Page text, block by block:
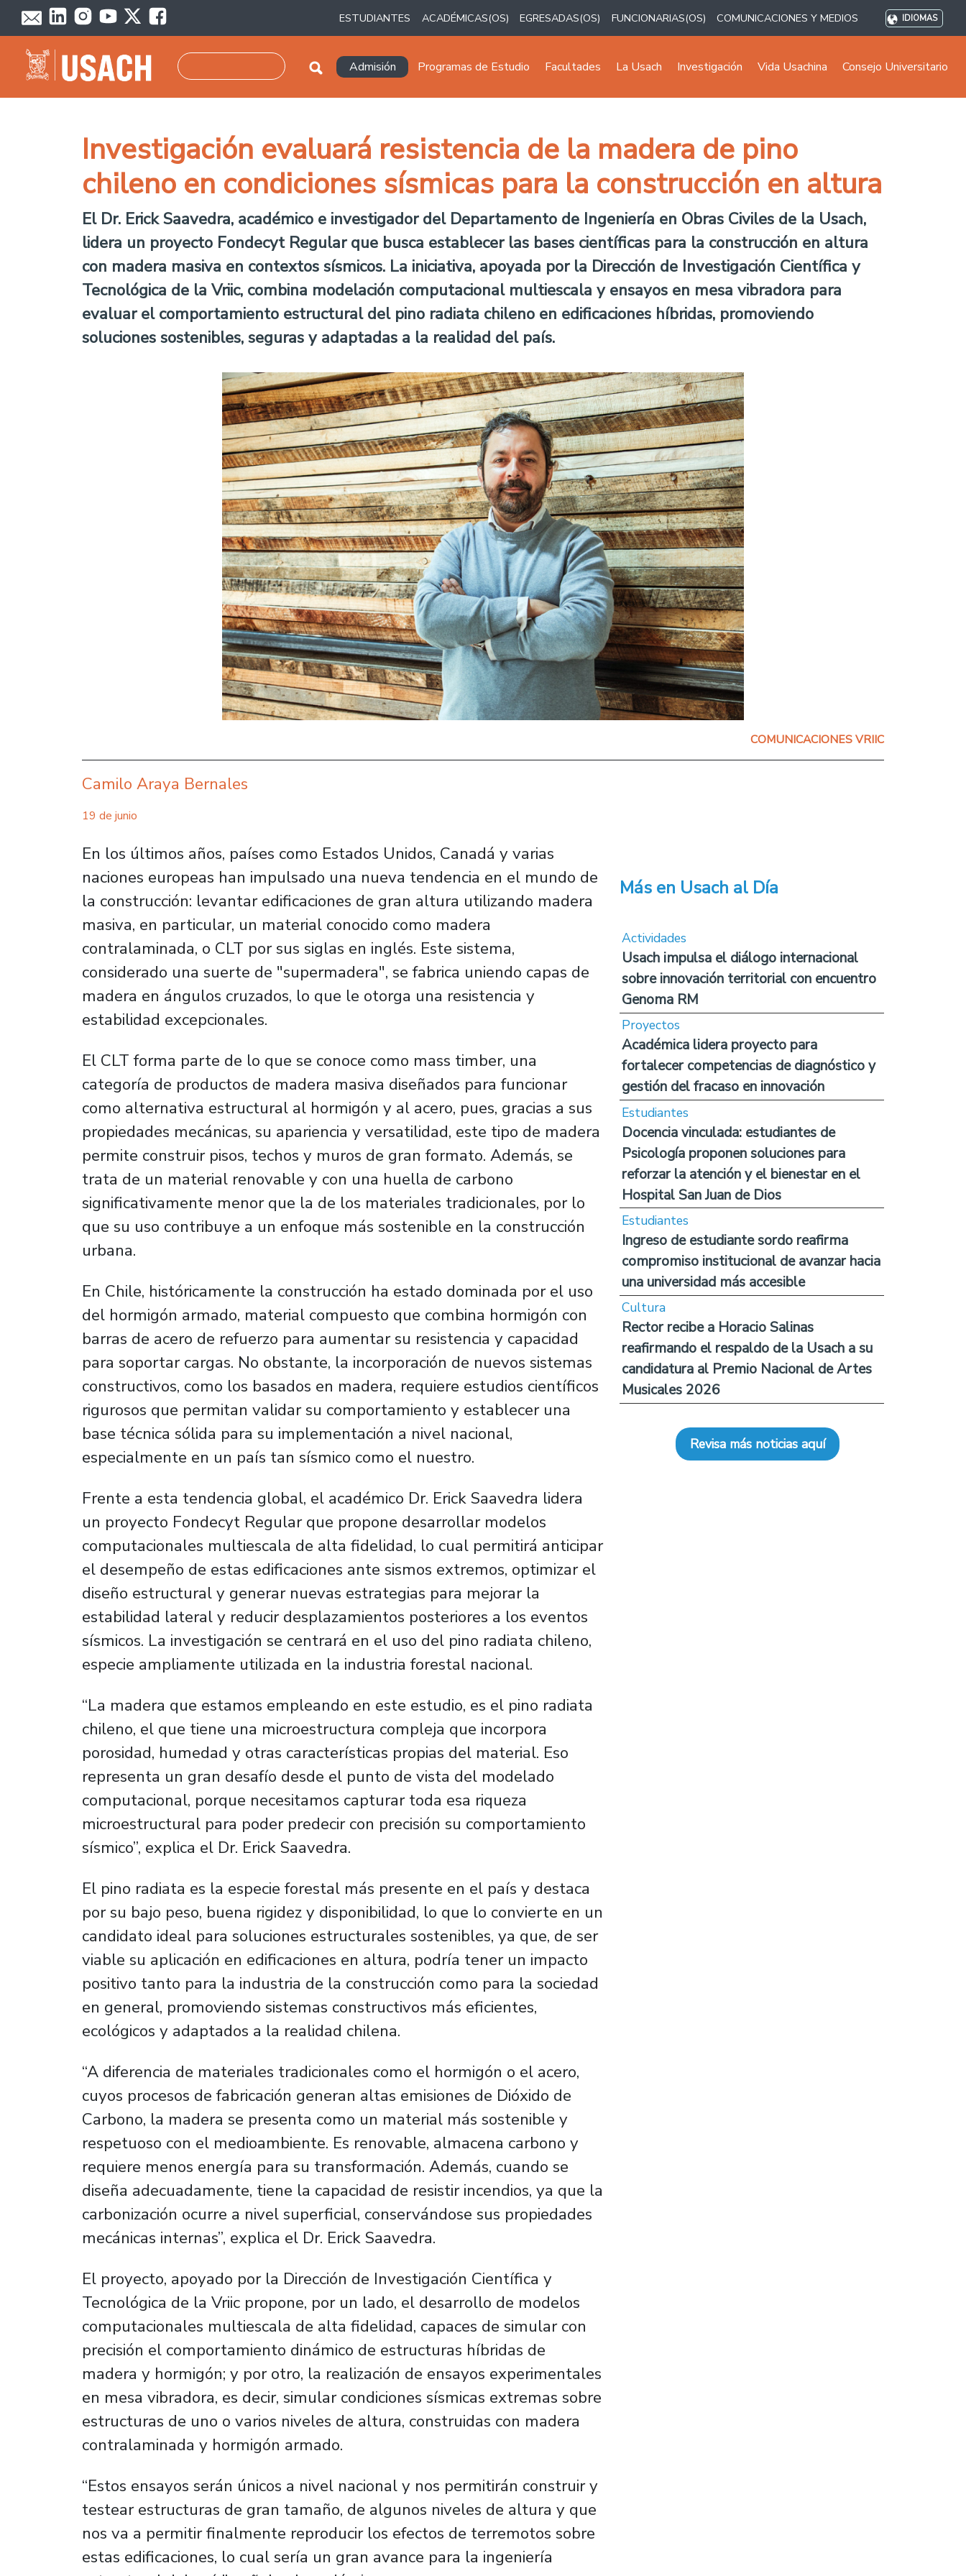
Pasar al contenido principal
ESTUDIANTES ACADÉMICAS(OS) EGRESADAS(OS) FUNCIONARIAS(OS) COMUNICACIONES Y MEDIOS IDIOMAS
Navegación principal
Admisión Programas de Estudio Facultades La Usach Investigación Vida Usachina Consejo Universitario
Investigación evaluará resistencia de la madera de pino
chileno en condiciones sísmicas para la construcción en altura
El Dr. Erick Saavedra, académico e investigador del Departamento de Ingeniería en Obras Civiles de la Usach,
lidera un proyecto Fondecyt Regular que busca establecer las bases científicas para la construcción en altura
con madera masiva en contextos sísmicos. La iniciativa, apoyada por la Dirección de Investigación Científica y
Tecnológica de la Vriic, combina modelación computacional multiescala y ensayos en mesa vibradora para
evaluar el comportamiento estructural del pino radiata chileno en edificaciones híbridas, promoviendo
soluciones sostenibles, seguras y adaptadas a la realidad del país.
COMUNICACIONES VRIIC
Camilo Araya Bernales
19 de junio
En los últimos años, países como Estados Unidos, Canadá y varias
naciones europeas han impulsado una nueva tendencia en el mundo de
la construcción: levantar edificaciones de gran altura utilizando madera
masiva, en particular, un material conocido como madera
contralaminada, o CLT por sus siglas en inglés. Este sistema,
considerado una suerte de "supermadera", se fabrica uniendo capas de
madera en ángulos cruzados, lo que le otorga una resistencia y
estabilidad excepcionales.
El CLT forma parte de lo que se conoce como mass timber, una
categoría de productos de madera masiva diseñados para funcionar
como alternativa estructural al hormigón y al acero, pues, gracias a sus
propiedades mecánicas, su apariencia y versatilidad, este tipo de madera
permite construir pisos, techos y muros de gran formato. Además, se
trata de un material renovable y con una huella de carbono
significativamente menor que la de los materiales tradicionales, por lo
que su uso contribuye a un enfoque más sostenible en la construcción
urbana.
En Chile, históricamente la construcción ha estado dominada por el uso
del hormigón armado, material compuesto que combina hormigón con
barras de acero de refuerzo para aumentar su resistencia y capacidad
para soportar cargas. No obstante, la incorporación de nuevos sistemas
constructivos, como los basados en madera, requiere estudios científicos
rigurosos que permitan validar su comportamiento y establecer una
base técnica sólida para su implementación a nivel nacional,
especialmente en un país tan sísmico como el nuestro.
Frente a esta tendencia global, el académico Dr. Erick Saavedra lidera
un proyecto Fondecyt Regular que propone desarrollar modelos
computacionales multiescala de alta fidelidad, lo cual permitirá anticipar
el desempeño de estas edificaciones ante sismos extremos, optimizar el
diseño estructural y generar nuevas estrategias para mejorar la
estabilidad lateral y reducir desplazamientos posteriores a los eventos
sísmicos. La investigación se centrará en el uso del pino radiata chileno,
especie ampliamente utilizada en la industria forestal nacional.
“La madera que estamos empleando en este estudio, es el pino radiata
chileno, el que tiene una microestructura compleja que incorpora
porosidad, humedad y otras características propias del material. Eso
representa un gran desafío desde el punto de vista del modelado
computacional, porque necesitamos capturar toda esa riqueza
microestructural para poder predecir con precisión su comportamiento
sísmico”, explica el Dr. Erick Saavedra.
El pino radiata es la especie forestal más presente en el país y destaca
por su bajo peso, buena rigidez y disponibilidad, lo que lo convierte en un
candidato ideal para soluciones estructurales sostenibles, ya que, de ser
viable su aplicación en edificaciones en altura, podría tener un impacto
positivo tanto para la industria de la construcción como para la sociedad
en general, promoviendo sistemas constructivos más eficientes,
ecológicos y adaptados a la realidad chilena.
“A diferencia de materiales tradicionales como el hormigón o el acero,
cuyos procesos de fabricación generan altas emisiones de Dióxido de
Carbono, la madera se presenta como un material más sostenible y
respetuoso con el medioambiente. Es renovable, almacena carbono y
requiere menos energía para su transformación. Además, cuando se
diseña adecuadamente, tiene la capacidad de resistir incendios, ya que la
carbonización ocurre a nivel superficial, conservándose sus propiedades
mecánicas internas”, explica el Dr. Erick Saavedra.
El proyecto, apoyado por la Dirección de Investigación Científica y
Tecnológica de la Vriic propone, por un lado, el desarrollo de modelos
computacionales multiescala de alta fidelidad, capaces de simular con
precisión el comportamiento dinámico de estructuras híbridas de
madera y hormigón; y por otro, la realización de ensayos experimentales
en mesa vibradora, es decir, simular condiciones sísmicas extremas sobre
estructuras de uno o varios niveles de altura, construidas con madera
contralaminada y hormigón armado.
“Estos ensayos serán únicos a nivel nacional y nos permitirán construir y
testear estructuras de gran tamaño, de algunos niveles de altura y que
nos va a permitir finalmente reproducir los efectos de terremotos sobre
estas edificaciones, lo cual sería un gran avance para la ingeniería
Más en Usach al Día
Actividades
Usach impulsa el diálogo internacional
sobre innovación territorial con encuentro
Genoma RM
Proyectos
Académica lidera proyecto para
fortalecer competencias de diagnóstico y
gestión del fracaso en innovación
Estudiantes
Docencia vinculada: estudiantes de
Psicología proponen soluciones para
reforzar la atención y el bienestar en el
Hospital San Juan de Dios
Estudiantes
Ingreso de estudiante sordo reafirma
compromiso institucional de avanzar hacia
una universidad más accesible
Cultura
Rector recibe a Horacio Salinas
reafirmando el respaldo de la Usach a su
candidatura al Premio Nacional de Artes
Musicales 2026
Revisa más noticias aquí